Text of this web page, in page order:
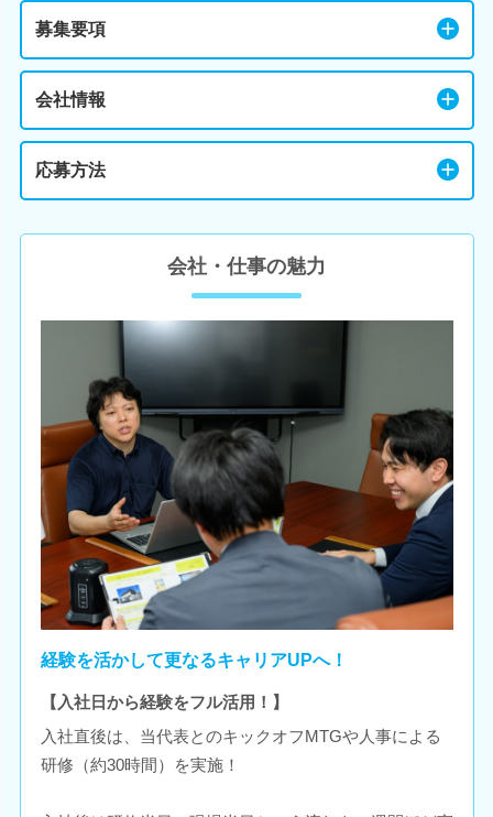
募集要項
会社情報
応募方法
会社・仕事の魅力
経験を活かして更なるキャリアUPへ！
【入社日から経験をフル活用！】
入社直後は、当代表とのキックオフMTGや人事による
研修（約30時間）を実施！